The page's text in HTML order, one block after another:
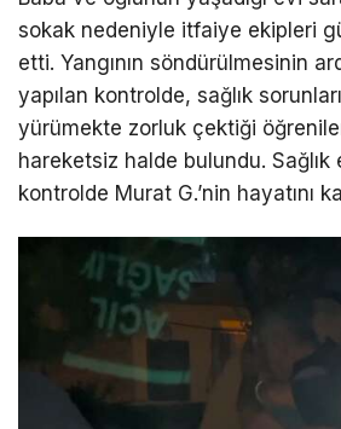
sokak nedeniyle itfaiye ekipleri
etti. Yangının söndürülmesinin
yapılan kontrolde, sağlık
yürümekte zorluk çektiği
hareketsiz halde bulundu. Sağlık
kontrolde Murat G.’nin hayatını